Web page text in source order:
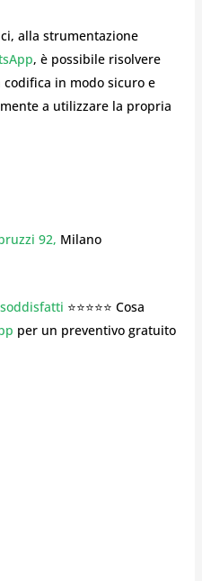
alla strumentazione
, è possibile risolvere
in modo sicuro e
a utilizzare la propria
92, Milano
⭐⭐⭐⭐⭐ Cosa
per un preventivo gratuito